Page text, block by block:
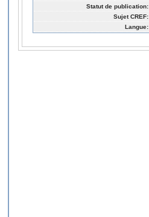
Statut de publication:
Sujet CREF:
Langue: